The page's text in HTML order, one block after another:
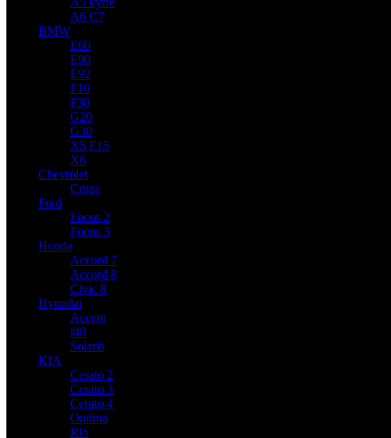
A6 C7
BMW
E60
E90
E92
F10
F30
G20
G30
X5 F15
X6
Chevrolet
Cruze
Ford
Focus 2
Focus 3
Honda
Accord 7
Accord 8
Civic 8
Hyundai
Accent
i40
Solaris
KIA
Cerato 2
Cerato 3
Cerato 4
Optima
Rio